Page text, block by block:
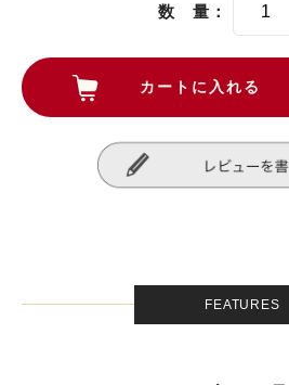
数 量：
FEATURES